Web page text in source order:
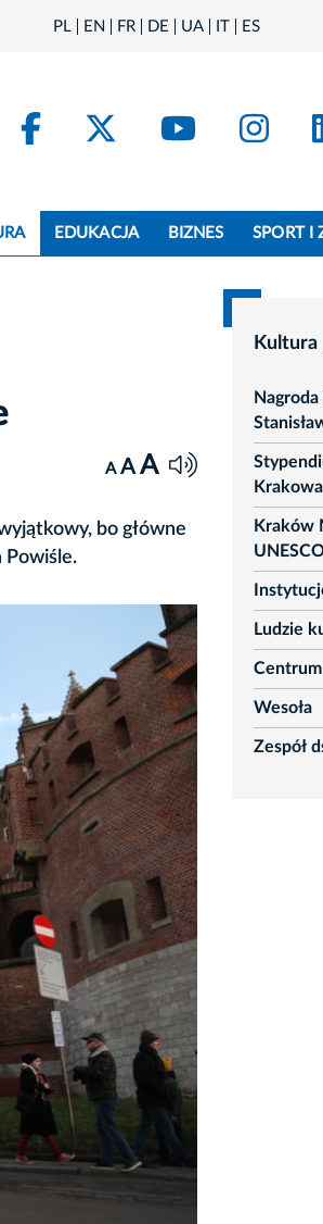
PL EN FR DE UA IT ES
FacebookKraków - X
Kraków
EDUKACJA BIZNES SPORT I
A A A
bo główne
Powiśle.
Kultura
Krakowa
Kraków
rozwiń
Ludzie
rozwiń
Wesoła
rozwiń
Zespół
rozwiń